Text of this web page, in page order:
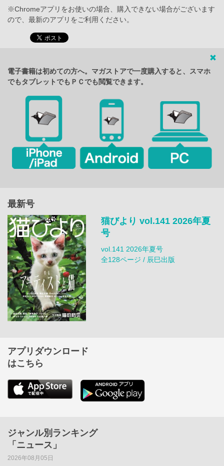
※Chromeアプリをお使いの場合、購入できない場合がございます
ので、最新のアプリをご利用ください。
電子書籍は初めての方へ。マガストアで一度購入すると、スマホ
でもタブレットでもＰＣでも閲覧できます。
最新号
猫びより vol.141 2026年夏
号
vol.141 2026年夏号
全128ページ / 辰巳出版
アプリダウンロード
はこちら
ジャンル別ランキング
「ニュース」
2026年08月05日